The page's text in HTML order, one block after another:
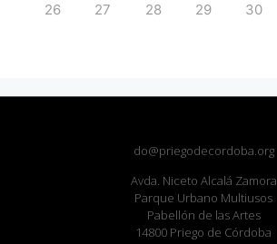
26
27 28 29 30
do@priegodecordoba.org
Avda. Niceto Alcalá Zamora
Parque Urbano Multiusos
Pabellón de las Artes
14800 Priego de Córdoba